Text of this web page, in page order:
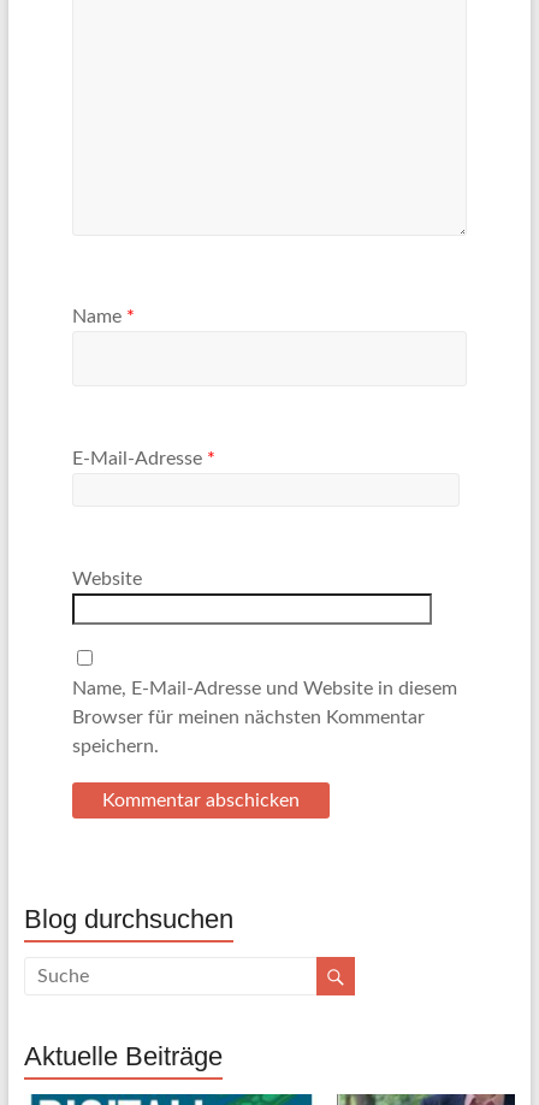
Name *
E-Mail-Adresse *
Website
Name, E-Mail-Adresse und Website in diesem
Browser für meinen nächsten Kommentar
speichern.
Blog durchsuchen
Aktuelle Beiträge